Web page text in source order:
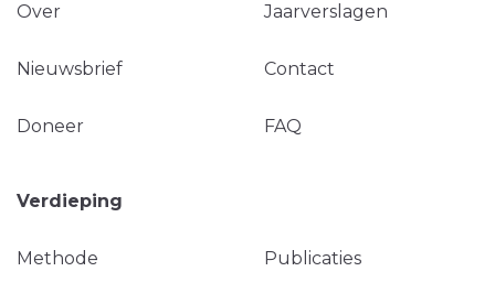
Over Jaarverslagen
Nieuwsbrief Contact
Doneer FAQ
Verdieping
Methode Publicaties